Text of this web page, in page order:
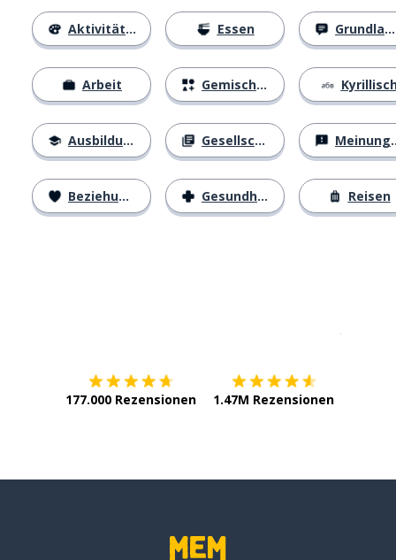
Aktivitäten
Arbeit
Ausbildung
Beziehungen
Essen
Gemischtes
Gesellschaft
Gesundheit
Grundlagen
Meinungen
Reisen
177.000 Rezensionen 1.47M Rezensionen